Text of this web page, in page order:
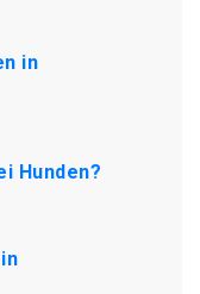
in
Hunden?